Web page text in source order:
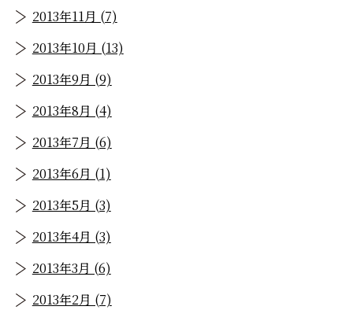
2013年11月 (7)
2013年10月 (13)
2013年9月 (9)
2013年8月 (4)
2013年7月 (6)
2013年6月 (1)
2013年5月 (3)
2013年4月 (3)
2013年3月 (6)
2013年2月 (7)